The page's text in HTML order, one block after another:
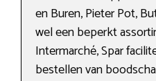
en Buren, Pieter Pot,
wel een beperkt
Intermarché, Spar
bestellen van